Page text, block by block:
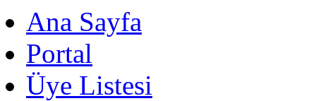
Ana Sayfa
Portal
Üye Listesi